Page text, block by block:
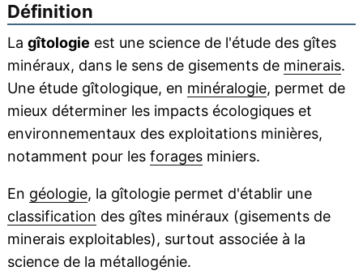
Définition
La gîtologie est une science de l'étude des gîtes
minéraux, dans le sens de gisements de minerais.
Une étude gîtologique, en minéralogie, permet de
mieux déterminer les impacts écologiques et
environnementaux des exploitations minières,
notamment pour les foragesminiers.
En géologie, la gîtologie permet d'établir une
classification des gîtes minéraux (gisements de
minerais exploitables), surtout associée à la
science de la métallogénie.